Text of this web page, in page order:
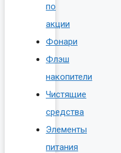
по
акции
Фонари
Флэш
накопители
Чистящие
средства
Элементы
питания